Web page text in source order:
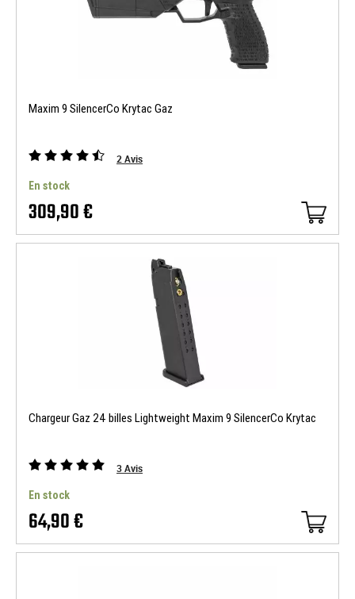
Maxim 9 SilencerCo Krytac Gaz
2Avis
En stock
309,90 €
Chargeur Gaz 24 billes Lightweight Maxim 9 SilencerCo Krytac
3Avis
En stock
64,90 €